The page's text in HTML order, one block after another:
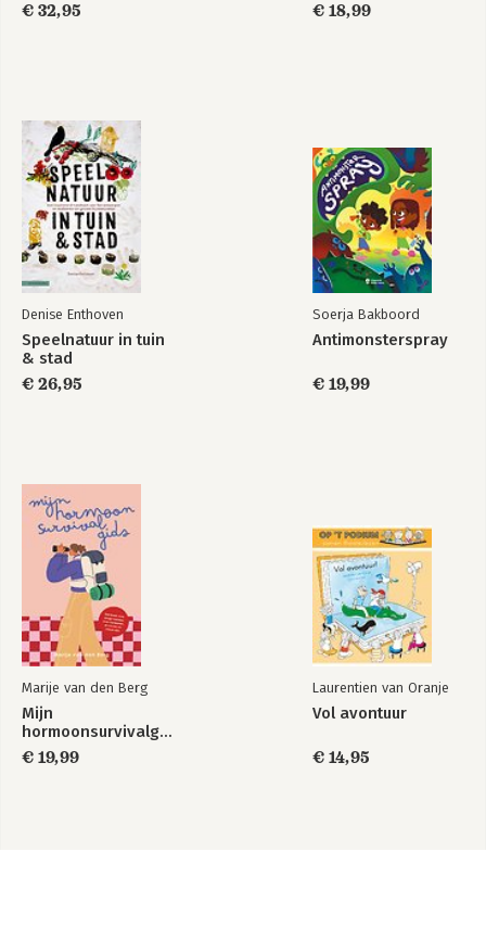
€ 32,95 € 18,99
Denise Enthoven
Speelnatuur in tuin
& stad
€ 26,95
Soerja Bakboord
Antimonsterspray
€ 19,99
Marije van den Berg
Mijn
hormoonsurvivalgids
€ 19,99
Laurentien van Oranje
Vol avontuur
€ 14,95